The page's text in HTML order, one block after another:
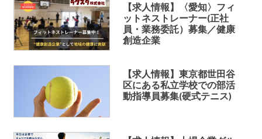
【求人情報】〈愛知〉フィ
ットネストレーナー(正社
員・業務委託）募集／健康
創造企業
【求人情報】東京都世田谷
区にある私立学校での部活
動指導員募集(硬式テニス)